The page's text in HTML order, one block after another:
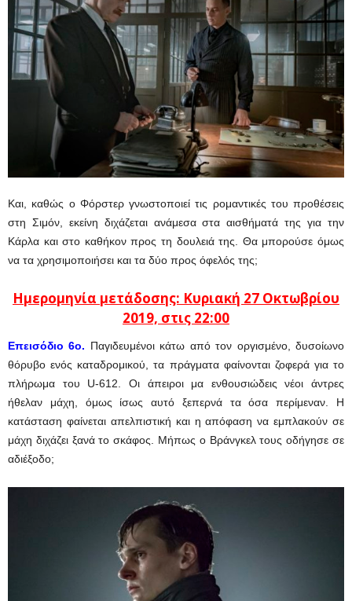
Και, καθώς ο Φόρστερ γνωστοποιεί τις ρομαντικές του προθέσεις
στη Σιμόν, εκείνη διχάζεται ανάμεσα στα αισθήματά της για την
Κάρλα και στο καθήκον προς τη δουλειά της. Θα μπορούσε όμως
να τα χρησιμοποιήσει και τα δύο προς όφελός της;
Ημερομηνία μετάδοσης: Κυριακή 27 Οκτωβρίου
2019, στις 22:00
Eπεισόδιο 6ο. Παγιδευμένοι κάτω από τον οργισμένο, δυσοίωνο
θόρυβο ενός καταδρομικού, τα πράγματα φαίνονται ζοφερά για το
πλήρωμα του U-612. Οι άπειροι μα ενθουσιώδεις νέοι άντρες
ήθελαν μάχη, όμως ίσως αυτό ξεπερνά τα όσα περίμεναν. Η
κατάσταση φαίνεται απελπιστική και η απόφαση να εμπλακούν σε
μάχη διχάζει ξανά το σκάφος. Μήπως ο Βράνγκελ τους οδήγησε σε
αδιέξοδο;